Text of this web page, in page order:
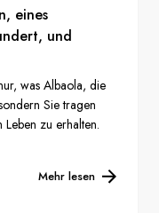
eines
und
was Albaola, die
Sie tragen
zu erhalten.
Mehr lesen